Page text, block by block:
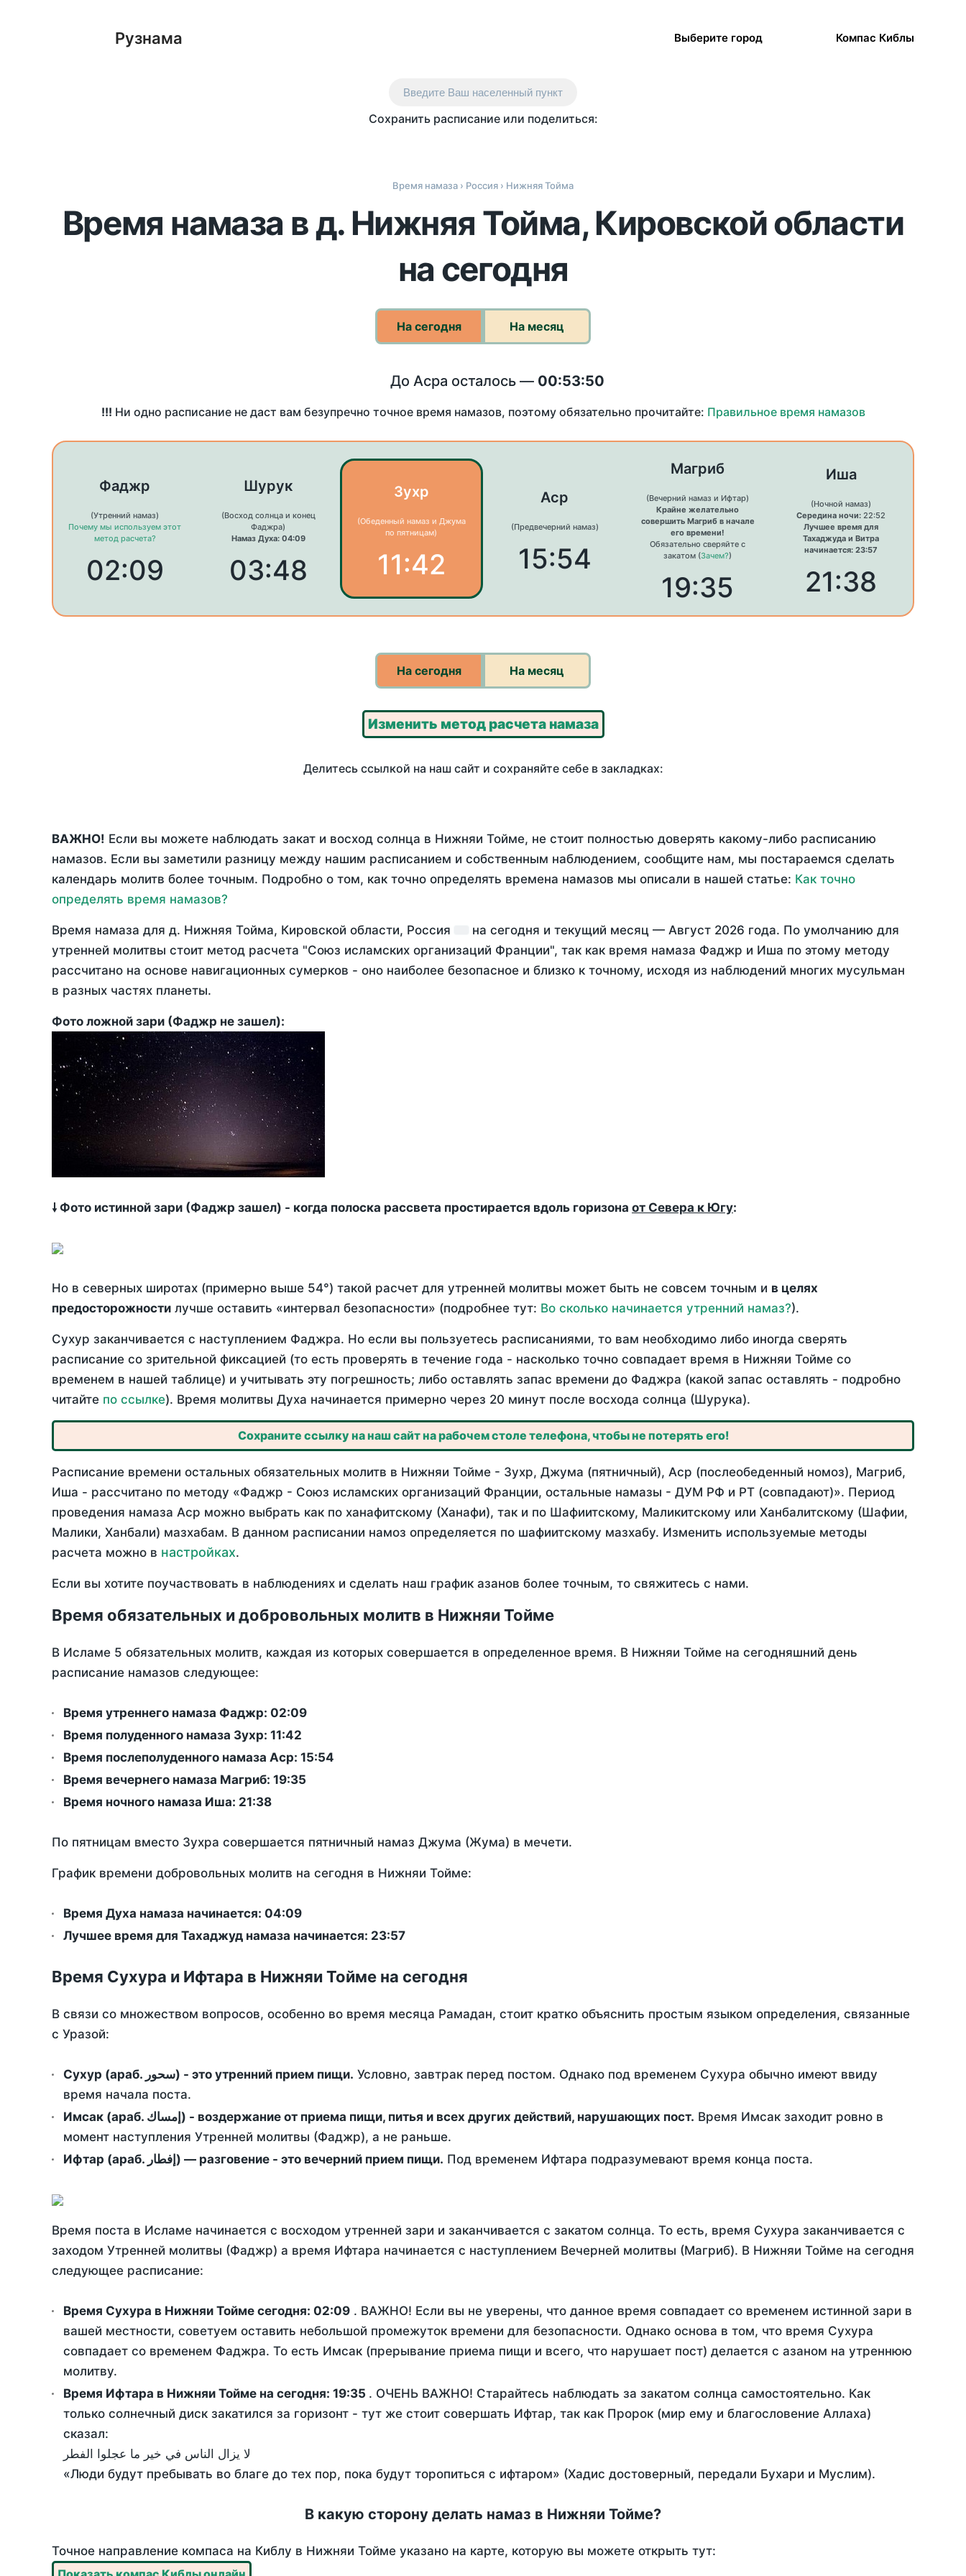
Рузнама Выберите город Компас Киблы
Введите Ваш населенный пункт
Сохранить расписание или поделиться:
Время намаза › Россия › Нижняя Тойма
Время намаза в д. Нижняя Тойма, Кировской области
на сегодня
На сегодня На месяц
До Асра осталось — 00:53:50
!!! Ни одно расписание не даст вам безупречно точное время намазов, поэтому обязательно прочитайте: Правильное время намазов
Фаджр
(Утренний намаз)
Почему мы используем этот
метод расчета?
02:09
Шурук
(Восход солнца и конец
Фаджра)
Намаз Духа: 04:09
03:48
Зухр
(Обеденный намаз и Джума
по пятницам)
11:42
Аср
(Предвечерний намаз)
15:54
Магриб
(Вечерний намаз и Ифтар)
Крайне желательно
совершить Магриб в начале
его времени!
Обязательно сверяйте с
закатом (Зачем?)
19:35
Иша
(Ночной намаз)
Середина ночи: 22:52
Лучшее время для
Тахаджуда и Витра
начинается: 23:57
21:38
На сегодня На месяц
Изменить метод расчета намаза
Делитесь ссылкой на наш сайт и сохраняйте себе в закладках:
ВАЖНО! Если вы можете наблюдать закат и восход солнца в Нижняи Тойме, не стоит полностью доверять какому-либо расписанию
намазов. Если вы заметили разницу между нашим расписанием и собственным наблюдением, сообщите нам, мы постараемся сделать
календарь молитв более точным. Подробно о том, как точно определять времена намазов мы описали в нашей статье: Как точно
определять время намазов?
Время намаза для д. Нижняя Тойма, Кировской области, Россия на сегодня и текущий месяц — Август 2026 года. По умолчанию для
утренней молитвы стоит метод расчета "Союз исламских организаций Франции", так как время намаза Фаджр и Иша по этому методу
рассчитано на основе навигационных сумерков - оно наиболее безопасное и близко к точному, исходя из наблюдений многих мусульман
в разных частях планеты.
Фото ложной зари (Фаджр не зашел):
🠗 Фото истинной зари (Фаджр зашел) - когда полоска рассвета простирается вдоль горизона от Севера к Югу:
Но в северных широтах (примерно выше 54°) такой расчет для утренней молитвы может быть не совсем точным и в целях
предосторожности лучше оставить «интервал безопасности» (подробнее тут: Во сколько начинается утренний намаз?).
Сухур заканчивается с наступлением Фаджра. Но если вы пользуетесь расписаниями, то вам необходимо либо иногда сверять
расписание со зрительной фиксацией (то есть проверять в течение года - насколько точно совпадает время в Нижняи Тойме со
временем в нашей таблице) и учитывать эту погрешность; либо оставлять запас времени до Фаджра (какой запас оставлять - подробно
читайте по ссылке). Время молитвы Духа начинается примерно через 20 минут после восхода солнца (Шурука).
Сохраните ссылку на наш сайт на рабочем столе телефона, чтобы не потерять его!
Расписание времени остальных обязательных молитв в Нижняи Тойме - Зухр, Джума (пятничный), Аср (послеобеденный номоз), Магриб,
Иша - рассчитано по методу «Фаджр - Союз исламских организаций Франции, остальные намазы - ДУМ РФ и РТ (совпадают)». Период
проведения намаза Аср можно выбрать как по ханафитскому (Ханафи), так и по Шафиитскому, Маликитскому или Ханбалитскому (Шафии,
Малики, Ханбали) мазхабам. В данном расписании намоз определяется по шафиитскому мазхабу. Изменить используемые методы
расчета можно в настройках.
Если вы хотите поучаствовать в наблюдениях и сделать наш график азанов более точным, то свяжитесь с нами.
Время обязательных и добровольных молитв в Нижняи Тойме
В Исламе 5 обязательных молитв, каждая из которых совершается в определенное время. В Нижняи Тойме на сегодняшний день
расписание намазов следующее:
Время утреннего намаза Фаджр: 02:09
Время полуденного намаза Зухр: 11:42
Время послеполуденного намаза Аср: 15:54
Время вечернего намаза Магриб: 19:35
Время ночного намаза Иша: 21:38
По пятницам вместо Зухра совершается пятничный намаз Джума (Жума) в мечети.
График времени добровольных молитв на сегодня в Нижняи Тойме:
Время Духа намаза начинается: 04:09
Лучшее время для Тахаджуд намаза начинается: 23:57
Время Сухура и Ифтара в Нижняи Тойме на сегодня
В связи со множеством вопросов, особенно во время месяца Рамадан, стоит кратко объяснить простым языком определения, связанные
с Уразой:
Сухур (араб. سحور) - это утренний прием пищи. Условно, завтрак перед постом. Однако под временем Сухура обычно имеют ввиду
время начала поста.
Имсак (араб. إمساك) - воздержание от приема пищи, питья и всех других действий, нарушающих пост. Время Имсак заходит ровно в
момент наступления Утренней молитвы (Фаджр), а не раньше.
Ифтар (араб. إفطار) — разговение - это вечерний прием пищи. Под временем Ифтара подразумевают время конца поста.
Время поста в Исламе начинается с восходом утренней зари и заканчивается с закатом солнца. То есть, время Сухура заканчивается с
заходом Утренней молитвы (Фаджр) а время Ифтара начинается с наступлением Вечерней молитвы (Магриб). В Нижняи Тойме на сегодня
следующее расписание:
Время Сухура в Нижняи Тойме сегодня: 02:09 . ВАЖНО! Если вы не уверены, что данное время совпадает со временем истинной зари в
вашей местности, советуем оставить небольшой промежуток времени для безопасности. Однако основа в том, что время Сухура
совпадает со временем Фаджра. То есть Имсак (прерывание приема пищи и всего, что нарушает пост) делается с азаном на утреннюю
молитву.
Время Ифтара в Нижняи Тойме на сегодня: 19:35 . ОЧЕНЬ ВАЖНО! Старайтесь наблюдать за закатом солнца самостоятельно. Как
только солнечный диск закатился за горизонт - тут же стоит совершать Ифтар, так как Пророк (мир ему и благословение Аллаха)
сказал:
لا يزال الناس في خير ما عجلوا الفطر
«Люди будут пребывать во благе до тех пор, пока будут торопиться с ифтаром» (Хадис достоверный, передали Бухари и Муслим).
В какую сторону делать намаз в Нижняи Тойме?
Точное направление компаса на Киблу в Нижняи Тойме указано на карте, которую вы можете открыть тут: